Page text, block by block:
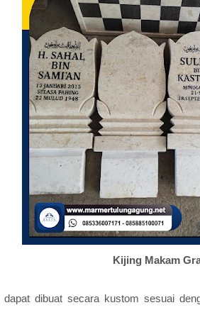
Kijing Makam
dapat dibuat secara kustom sesuai